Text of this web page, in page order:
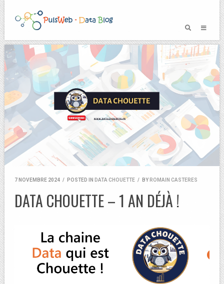
7 NOVEMBRE 2024 / POSTED IN DATA CHOUETTE / BY ROMAIN CASTERES
DATA CHOUETTE – 1 AN DÉJÀ !